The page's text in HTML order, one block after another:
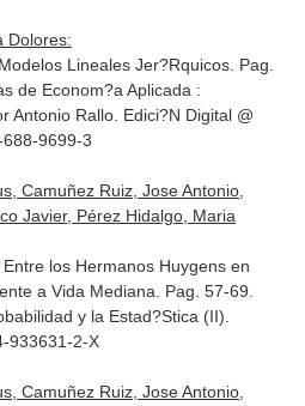
Dolores:
Lineales Jer?Rquicos. Pag.
de Econom?a Aplicada :
Antonio Rallo. Edici?N Digital @
9699-3
Camuñez Ruiz, Jose Antonio,
Javier, Pérez Hidalgo, Maria
los Hermanos Huygens en
a Vida Mediana. Pag. 57-69.
y la Estad?Stica (II)
933631-2-X
Camuñez Ruiz, Jose Antonio,